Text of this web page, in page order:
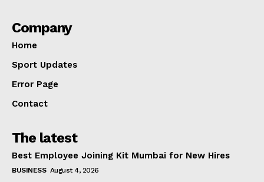
Company
Home
Sport Updates
Error Page
Contact
The latest
Best Employee Joining Kit Mumbai for New Hires
BUSINESS August 4, 2026